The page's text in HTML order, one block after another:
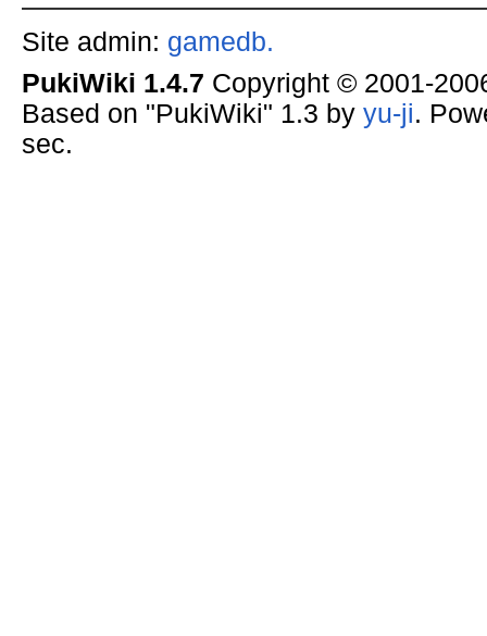
Site admin: gamedb.
PukiWiki 1.4.7 Copyright © 2001-
Based on "PukiWiki" 1.3 by yu-ji.
sec.